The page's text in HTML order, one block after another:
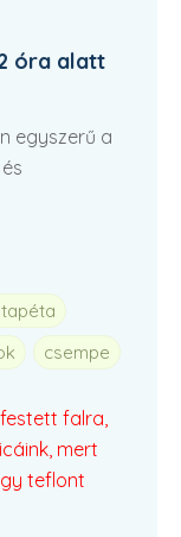
óra alatt
egyszerű a
csempe
festett falra,
mert
teflont